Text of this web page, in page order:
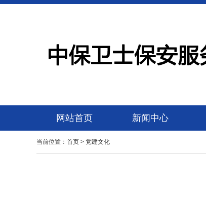
网站首页 新闻中心
当前位置： 首页 > 党建文化